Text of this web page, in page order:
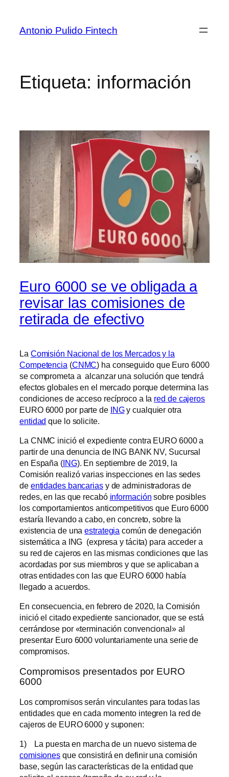
Antonio Pulido Fintech
Etiqueta: información
Euro 6000 se ve obligada a
revisar las comisiones de
retirada de efectivo
La Comisión Nacional de los Mercados y la
Competencia (CNMC) ha conseguido que Euro 6000
se comprometa a alcanzar una solución que tendrá
efectos globales en el mercado porque determina las
condiciones de acceso recíproco a la red de cajeros
EURO 6000 por parte de INGy cualquier otra
entidad que lo solicite.
La CNMC inició el expediente contra EURO 6000 a
partir de una denuncia de ING BANK NV, Sucursal
en España (ING). En septiembre de 2019, la
Comisión realizó varias inspecciones en las sedes
de entidades bancariasy de administradoras de
redes, en las que recabó información sobre posibles
los comportamientos anticompetitivos que Euro 6000
estaría llevando a cabo, en concreto, sobre la
existencia de unaestrategia común de denegación
sistemática a ING (expresa y tácita) para acceder a
su red de cajeros en las mismas condiciones que las
acordadas por sus miembros y que se aplicaban a
otras entidades con las que EURO 6000 había
llegado a acuerdos.
En consecuencia, en febrero de 2020, la Comisión
inició el citado expediente sancionador, que se está
cerrándose por «terminación convencional» al
presentar Euro 6000 voluntariamente una serie de
compromisos.
Compromisos presentados por EURO
6000
Los compromisos serán vinculantes para todas las
entidades que en cada momento integren la red de
cajeros de EURO 6000 y suponen:
1) La puesta en marcha de un nuevo sistema de
comisiones que consistirá en definir una comisión
base, según las características de la entidad que